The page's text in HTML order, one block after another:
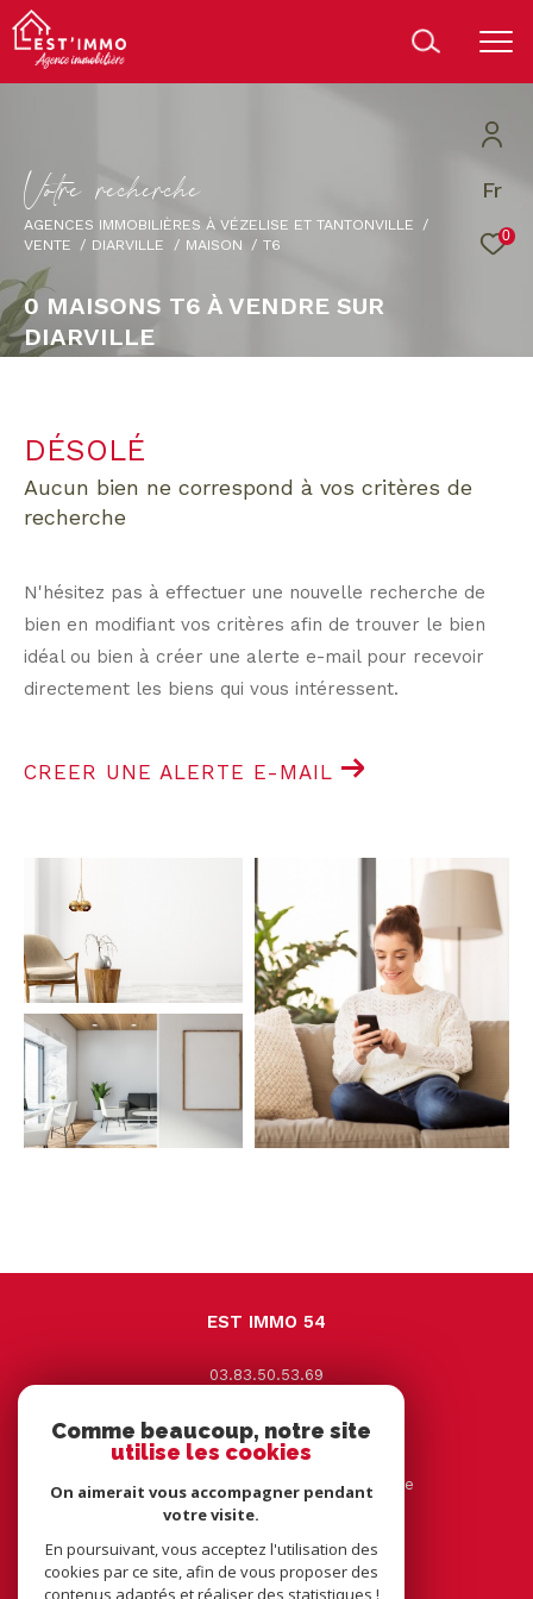
Fr
0
Votre recherche
AGENCES IMMOBILIÈRES À VÉZELISE ET TANTONVILLE
VENTE
DIARVILLE MAISON T6
0 MAISONS T6 À VENDRE SUR
DIARVILLE
DÉSOLÉ
aucun bien ne correspond à vos critères de
recherche
N'hésitez pas à effectuer une nouvelle recherche de
bien en modifiant vos critères afin de trouver le bien
idéal ou bien à créer une alerte e-mail pour recevoir
directement les biens qui vous intéressent.
CREER UNE ALERTE E-MAIL
EST IMMO 54
03.83.50.53.69
9 Avenue Jacques Leclerc
54330vézelise
44 rue tourtelle frère 54116 tantonville
NOUS SUIVRE SUR
Comme beaucoup, notre site
utilise les cookies
On aimerait vous accompagner pendant
votre visite.
En poursuivant, vous acceptez l'utilisation des
cookies par ce site, afin de vous proposer des
contenus adaptés et réaliser des statistiques !